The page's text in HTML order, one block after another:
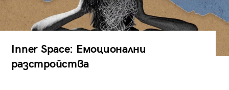
Inner Space: Емоционални
разстройства